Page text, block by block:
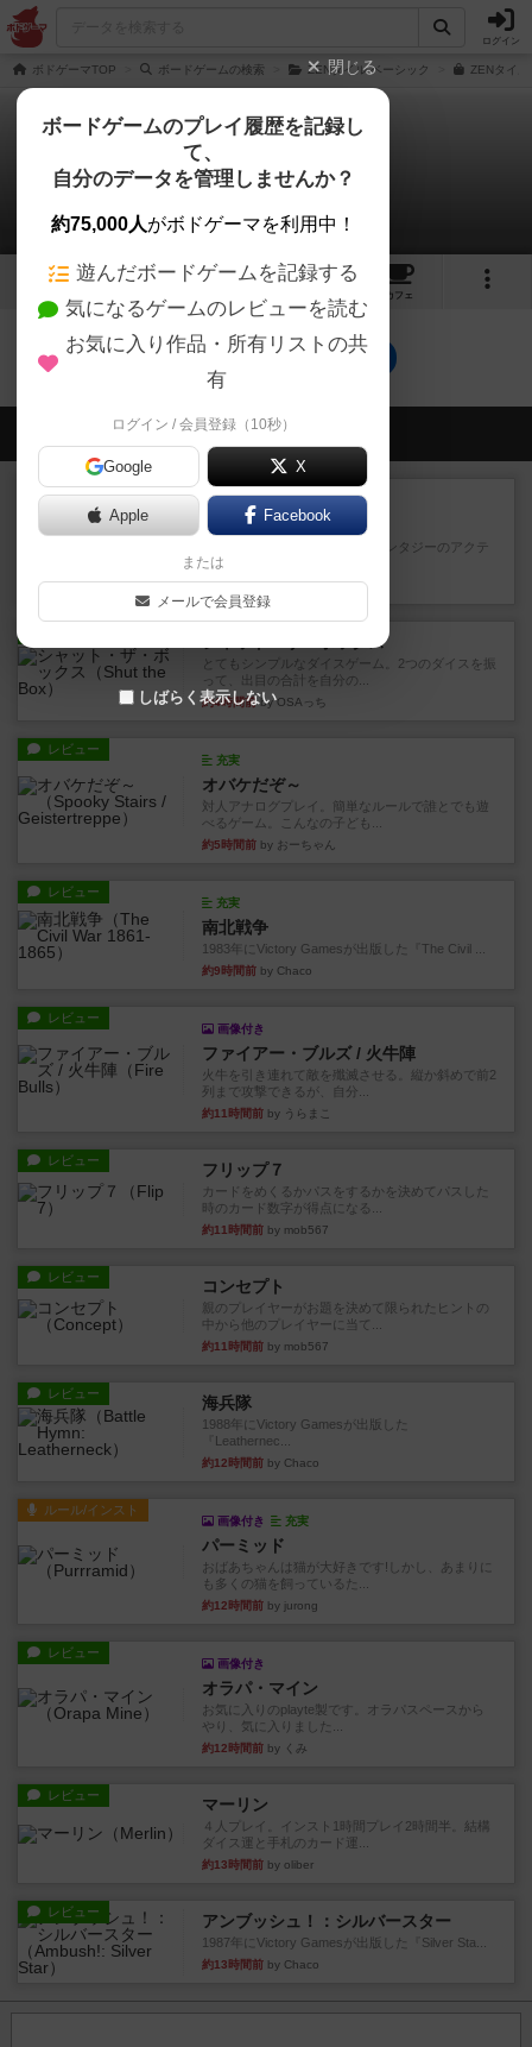
ログイン
ボドゲーマTOP ボードゲームの検索 ZENタイル ベーシック ZENタイ
ZENタイル ソロ
0件のルール/インスト
16 1 9
カフェ
ZENタイル ソロのトップに戻る
会員の新しい投稿
レビュー
エコーズ・オブ・タイム
カードゲームにファイナルファンタジーのアクテ
ィブタイムバトル（もしくは...
約4時間前by ジェイとと
シャット・ザ・ボックス
とてもシンプルなダイスゲーム。2つのダイスを振
って、出目の合計を自分の...
約4時間前by OSAっち
レビュー
充実
オバケだぞ～
対人アナログプレイ。簡単なルールで誰とでも遊
べるゲーム。こんなの子ども...
約5時間前 by おーちゃん
レビュー
充実
南北戦争
1983年にVictory Gamesが出版した『The Civil ...
約9時間前 by Chaco
レビュー
画像付き
ファイアー・ブルズ / 火牛陣
火牛を引き連れて敵を殲滅させる。縦か斜めで前2
列まで攻撃できるが、自分...
約11時間前 by うらまこ
レビュー フリップ７
カードをめくるかパスをするかを決めてパスした
時のカード数字が得点になる...
約11時間前 by mob567
レビュー コンセプト
親のプレイヤーがお題を決めて限られたヒントの
中から他のプレイヤーに当て...
約11時間前 by mob567
レビュー 海兵隊
1988年にVictory Gamesが出版した
『Leathernec...
約12時間前 by Chaco
ルール/インスト
画像付き 充実
パーミッド
おばあちゃんは猫が大好きです!しかし、あまりに
も多くの猫を飼っているた...
約12時間前 by jurong
レビュー
画像付き
オラパ・マイン
お気に入りのplayte製です。オラパスペースから
やり、気に入りました...
約12時間前 by くみ
レビュー マーリン
４人プレイ。インスト1時間プレイ2時間半。結構
ダイス運と手札のカード運...
約13時間前 by oliber
レビュー アンブッシュ！：シルバースター
1987年にVictory Gamesが出版した『Silver Sta...
約13時間前 by Chaco
閉じる
ボードゲームのプレイ履歴を記録し
て、
自分のデータを管理しませんか？
約75,000人がボドゲーマを利用中！
遊んだボードゲームを記録する
気になるゲームのレビューを読む
お気に入り作品・所有リストの共
有
ログイン / 会員登録（10秒）
Google X
Apple Facebook
または
メールで会員登録
しばらく表示しない